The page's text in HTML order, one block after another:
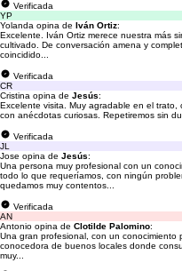
Verificada
YP
Yolanda opina de Iván Ortiz:
Excelente. Iván Ortiz merece nuestra más
cultivado. De conversación amena y
coincidido...
Verificada
CR
Cristina opina de Jesús:
Excelente visita. Muy agradable en el
con anécdotas curiosas. Repetiremos sin
Verificada
JL
Jose opina de Jesús:
Una persona muy profesional con un
todo lo que requeríamos, con ningún
quedamos muy contentos...
Verificada
AN
Antonio opina de Clotilde Palomino:
Una gran profesional, con un
conocedora de buenos locales donde
muy...